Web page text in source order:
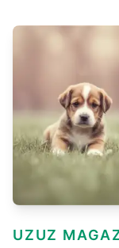
UZUZ